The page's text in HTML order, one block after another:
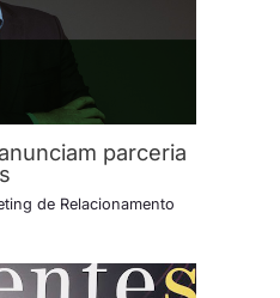
parceria
de Relacionamento